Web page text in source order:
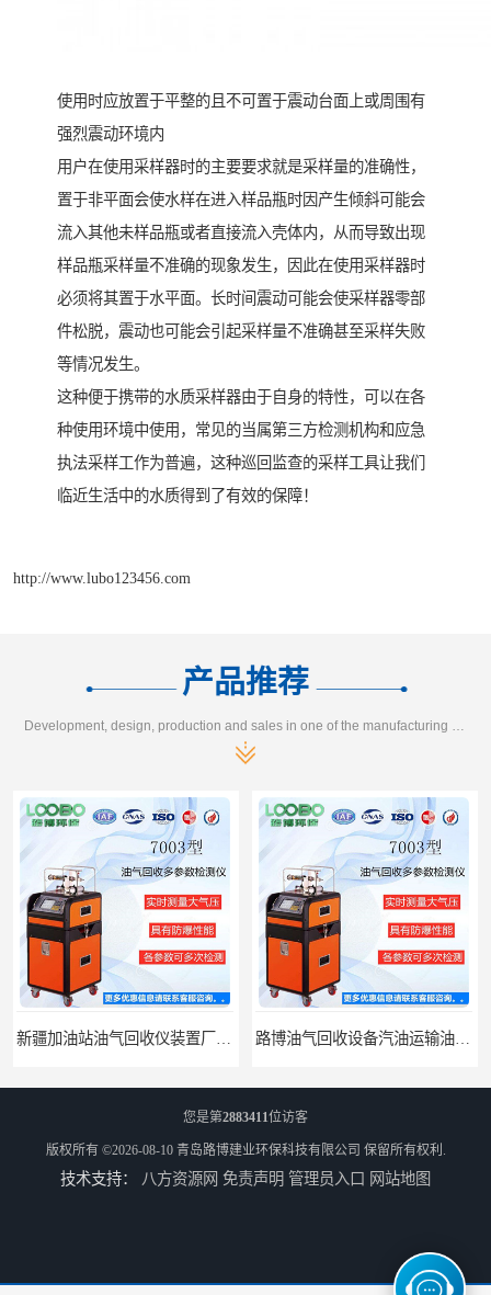
使用时应放置于平整的且不可置于震动台面上或周围有
强烈震动环境内
用户在使用采样器时的主要要求就是采样量的准确性，
置于非平面会使水样在进入样品瓶时因产生倾斜可能会
流入其他未样品瓶或者直接流入壳体内，从而导致出现
样品瓶采样量不准确的现象发生，因此在使用采样器时
必须将其置于水平面。长时间震动可能会使采样器零部
件松脱，震动也可能会引起采样量不准确甚至采样失败
等情况发生。
这种便于携带的水质采样器由于自身的特性，可以在各
种使用环境中使用，常见的当属第三方检测机构和应急
执法采样工作为普遍，这种巡回监查的采样工具让我们
临近生活中的水质得到了有效的保障！
http://www.lubo123456.com
产品推荐
新疆加油站油气回收仪装置厂家报价 路博油气回收设备汽油运输油气回收设备厂家直销
您是第2883411位访客
版权所有 ©2026-08-10 青岛路博建业环保科技有限公司 保留所有权利.
技术支持： 八方资源网 免责声明 管理员入口 网站地图